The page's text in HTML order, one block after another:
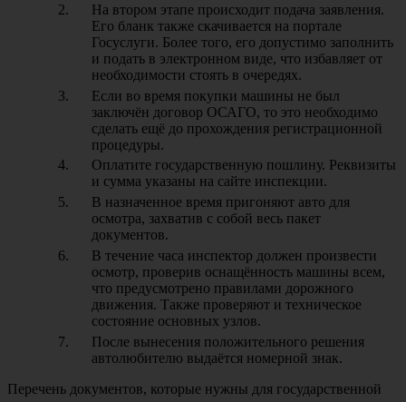
На втором этапе происходит подача заявления.
Его бланк также скачивается на портале
Госуслуги. Более того, его допустимо заполнить
и подать в электронном виде, что избавляет от
необходимости стоять в очередях.
Если во время покупки машины не был
заключён договор ОСАГО, то это необходимо
сделать ещё до прохождения регистрационной
процедуры.
Оплатите государственную пошлину. Реквизиты
и сумма указаны на сайте инспекции.
В назначенное время пригоняют авто для
осмотра, захватив с собой весь пакет
документов.
В течение часа инспектор должен произвести
осмотр, проверив оснащённость машины всем,
что предусмотрено правилами дорожного
движения. Также проверяют и техническое
состояние основных узлов.
После вынесения положительного решения
автолюбителю выдаётся номерной знак.
Перечень документов, которые нужны для государственной